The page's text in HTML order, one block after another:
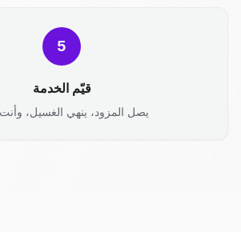
5
قيّم الخدمة
يصل المزود، ينهي الغسيل،